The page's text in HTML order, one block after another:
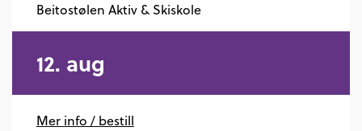
Beitostølen Aktiv & Skiskole
12. aug
Mer info / bestill